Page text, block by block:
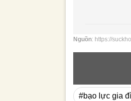
Nguồn: https://
#bạo lực gia